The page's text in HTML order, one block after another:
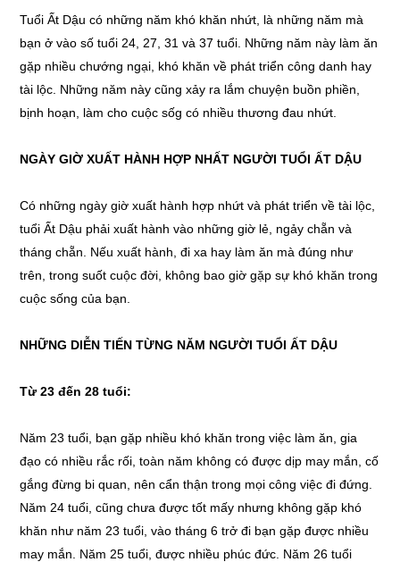
Tuổi Ất Dậu có những năm khó khăn nhứt, là những năm mà
bạn ở vào số tuổi 24, 27, 31 và 37 tuổi. Những năm này làm ăn
gặp nhiều chướng ngại, khó khăn về phát triển công danh hay
tài lộc. Những năm này cũng xảy ra lắm chuyện buồn phiền,
bịnh hoạn, làm cho cuộc sốg có nhiều thương đau nhứt.
NGÀY GIỜ XUẤT HÀNH HỢP NHẤT NGƯỜI TUỔI ẤT DẬU
Có những ngày giờ xuất hành hợp nhứt và phát triển về tài lộc,
tuổi Ất Dậu phải xuất hành vào những giờ lẻ, ngảy chẵn và
tháng chẵn. Nếu xuất hành, đi xa hay làm ăn mà đúng như
trên, trong suốt cuộc đời, không bao giờ gặp sự khó khăn trong
cuộc sống của bạn.
NHỮNG DIỄN TIẾN TỪNG NĂM NGƯỜI TUỔI ẤT DẬU
Từ 23 đến 28 tuổi:
Năm 23 tuổi, bạn gặp nhiều khó khăn trong việc làm ăn, gia
đạo có nhiều rắc rối, toàn năm không có được dịp may mắn, cố
gắng đừng bi quan, nên cẩn thận trong mọi công việc đi đứng.
Năm 24 tuổi, cũng chưa được tốt mấy nhưng không gặp khó
khăn như năm 23 tuổi, vào tháng 6 trở đi bạn gặp được nhiều
may mắn. Năm 25 tuổi, được nhiều phúc đức. Năm 26 tuổi